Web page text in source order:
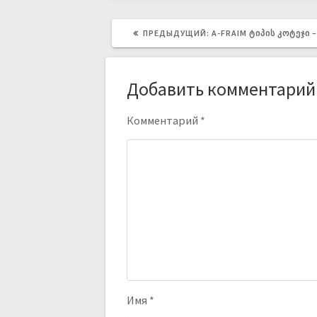
ПРЕДЫДУЩИЙ: A-FRAIM ᲢᲘᲞᲘᲡ ᲙᲝᲢᲔᲯᲘ –
Добавить комментарий
Комментарий *
Имя *